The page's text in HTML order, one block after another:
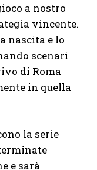
a nostro
vincente.
nascita e lo
scenari
di Roma
in quella
la serie
e sarà